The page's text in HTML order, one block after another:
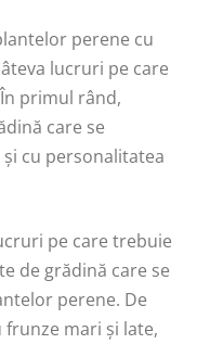
perene cu
lucruri pe care
primul rând,
care se
cu personalitatea
pe care trebuie
de grădină care se
perene. De
frunze mari și late,